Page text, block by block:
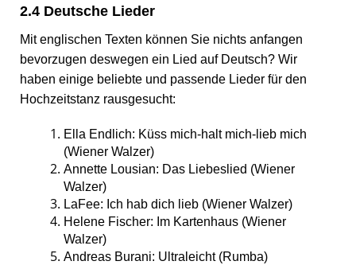
2.4 Deutsche Lieder
Mit englischen Texten können Sie nichts anfangen
bevorzugen deswegen ein Lied auf Deutsch? Wir
haben einige beliebte und passende Lieder für den
Hochzeitstanz rausgesucht:
Ella Endlich: Küss mich-halt mich-lieb mich
(Wiener Walzer)
Annette Lousian: Das Liebeslied (Wiener
Walzer)
LaFee: Ich hab dich lieb (Wiener Walzer)
Helene Fischer: Im Kartenhaus (Wiener
Walzer)
Andreas Burani: Ultraleicht (Rumba)